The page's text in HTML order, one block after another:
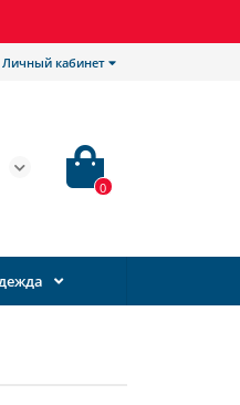
Личный кабинет
0